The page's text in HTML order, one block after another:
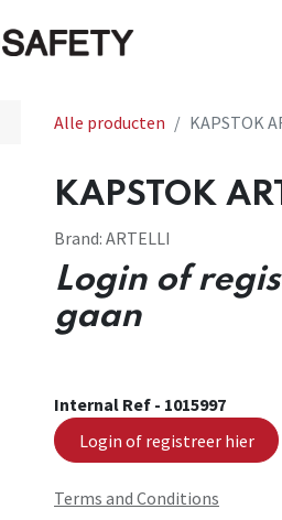
CE
Alle producten KAPSTOK
KAPSTOK
Brand: ARTELLI
Login of
gaan
Internal Ref - 1015997
Login of registreer hier
Terms and Conditions